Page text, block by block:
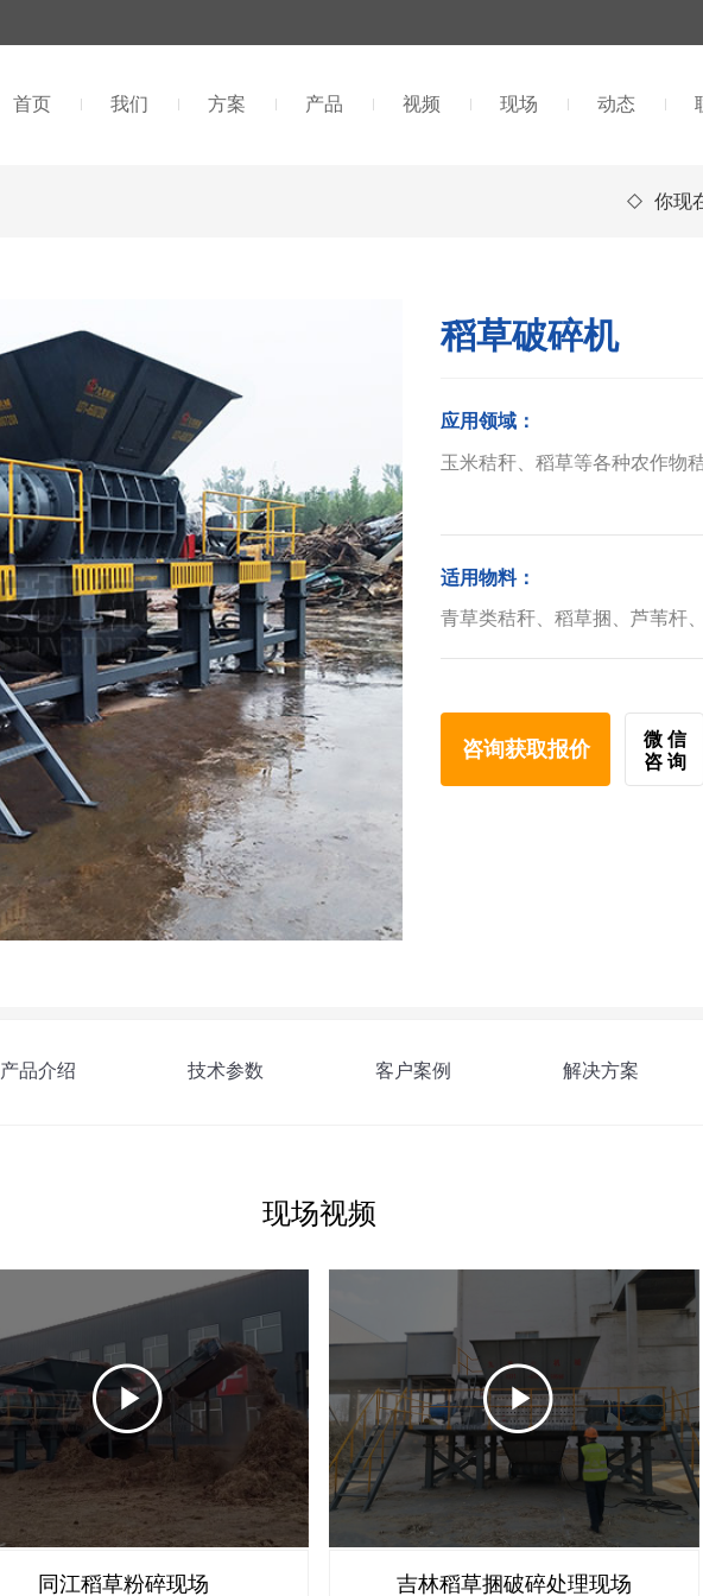
首页 我们 方案 产品 视频 现场 动态
你现
稻草破碎机
应用领域：
玉米秸秆、稻草等各种农作物秸
适用物料：
青草类秸秆、稻草捆、芦苇杆
咨询获取报价
微 信
咨 询
产品介绍 技术参数 客户案例 解决方案
现场视频
同江稻草粉碎现场 吉林稻草捆破碎处理现场